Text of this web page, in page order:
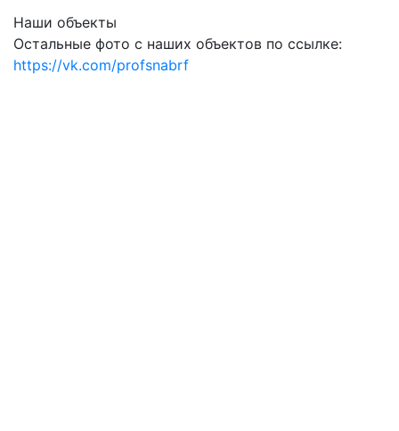
Наши объекты
Остальные фото с наших объектов по ссылке:
https://vk.com/profsnabrf